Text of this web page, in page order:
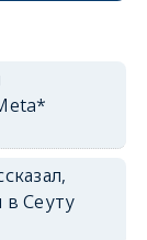
Сеуту